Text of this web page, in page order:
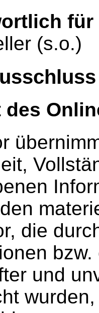
für
(s.o.)
des
die
und